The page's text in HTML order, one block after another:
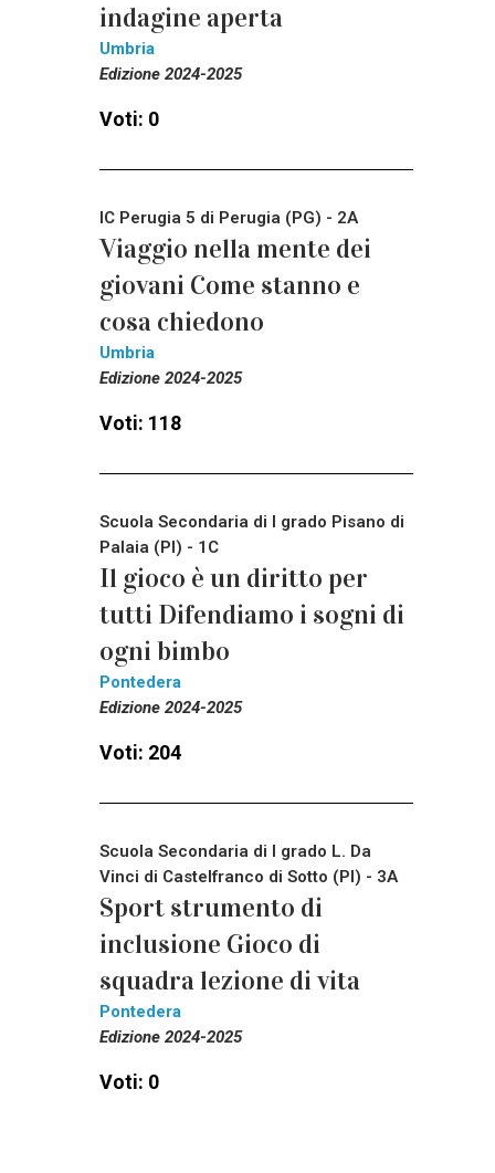
indagine aperta
Umbria
Edizione 2024-2025
Voti: 0
IC Perugia 5 di Perugia (PG) - 2A
Viaggio nella mente dei
giovani Come stanno e
cosa chiedono
Umbria
Edizione 2024-2025
Voti: 118
Scuola Secondaria di I grado Pisano di
Palaia (PI) - 1C
Il gioco è un diritto per
tutti Difendiamo i sogni di
ogni bimbo
Pontedera
Edizione 2024-2025
Voti: 204
Scuola Secondaria di I grado L. Da
Vinci di Castelfranco di Sotto (PI) - 3A
Sport strumento di
inclusione Gioco di
squadra lezione di vita
Pontedera
Edizione 2024-2025
Voti: 0